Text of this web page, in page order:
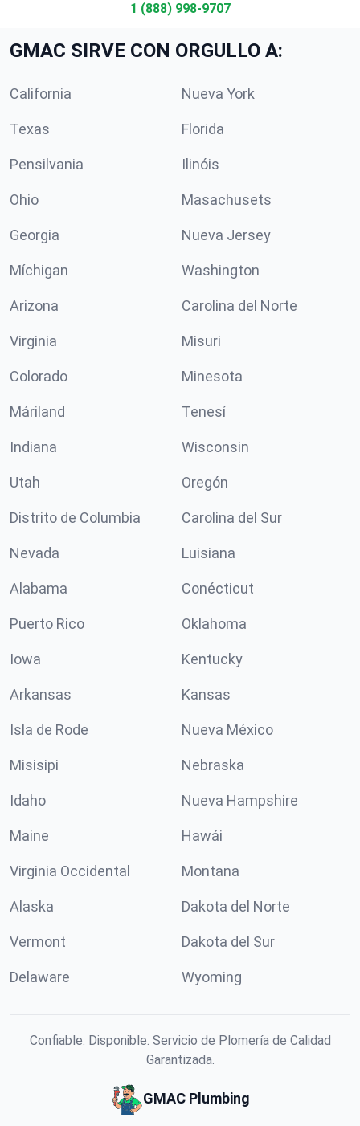
1 (888) 998-9707
GMAC SIRVE CON ORGULLO A:
California Nueva York
Texas Florida
Pensilvania Ilinóis
Ohio Masachusets
Georgia Nueva Jersey
Míchigan Washington
Arizona Carolina del Norte
Virginia Misuri
Colorado Minesota
Máriland Tenesí
Indiana Wisconsin
Utah Oregón
Distrito de Columbia Carolina del Sur
Nevada Luisiana
Alabama Conécticut
Puerto Rico Oklahoma
Iowa Kentucky
Arkansas Kansas
Isla de Rode Nueva México
Misisipi Nebraska
Idaho Nueva Hampshire
Maine Hawái
Virginia Occidental Montana
Alaska Dakota del Norte
Vermont Dakota del Sur
Delaware Wyoming
Confiable. Disponible. Servicio de Plomería de Calidad
Garantizada.
GMAC Plumbing